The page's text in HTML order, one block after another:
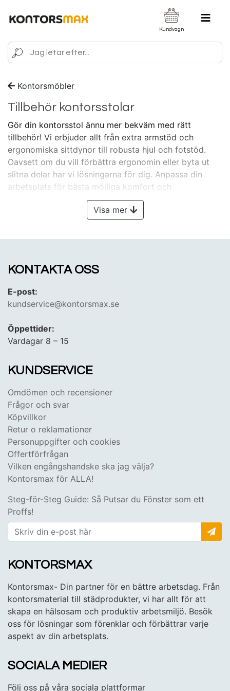
Kundvagn
Kontorsmöbler
Tillbehör kontorsstolar
Gör din kontorsstol ännu mer bekväm med rätt
tillbehör! Vi erbjuder allt från extra armstöd och
ergonomiska sittdynor till robusta hjul och fotstöd.
Oavsett om du vill förbättra ergonomin eller byta ut
slitna delar har vi lösningarna för dig. Anpassa din
arbetsplats för bästa möjliga komfort och
Visste du att Kontorsmax vänder sig till
ALLA? - Både dig som företagare, arbetsgivare och
Visa mer
KONTAKTA OSS
E-post:
kundservice@kontorsmax.se
Öppettider:
Vardagar 8 – 15
KUNDSERVICE
Omdömen och recensioner
Frågor och svar
Köpvillkor
Retur o reklamationer
Personuppgifter och cookies
Offertförfrågan
Vilken engångshandske ska jag välja?
Kontorsmax för ALLA!
Steg-för-Steg Guide: Så Putsar du Fönster som ett
Proffs!
KONTORSMAX
Kontorsmax- Din partner för en bättre arbetsdag. Från
kontorsmaterial till städprodukter, vi har allt för att
skapa en hälsosam och produktiv arbetsmiljö. Besök
oss för lösningar som förenklar och förbättrar varje
aspekt av din arbetsplats.
SOCIALA MEDIER
Följ oss på våra sociala plattformar